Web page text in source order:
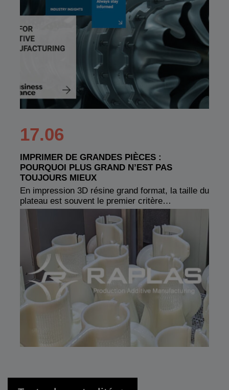
17.06
IMPRIMER DE GRANDES PIÈCES :
POURQUOI PLUS GRAND N’EST PAS
TOUJOURS MIEUX
En impression 3D résine grand format, la taille du
plateau est souvent le premier critère…